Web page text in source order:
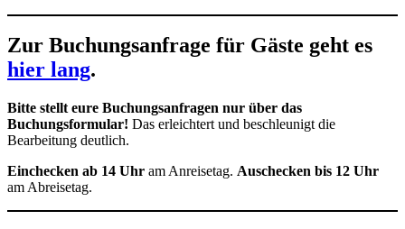
Zur Buchungsanfrage für Gäste geht es
hier lang.
Bitte stellt eure Buchungsanfragen nur über das
Buchungsformular! Das erleichtert und beschleunigt die
Bearbeitung deutlich.
Einchecken ab 14 Uhr am Anreisetag. Auschecken bis 12 Uhr
am Abreisetag.